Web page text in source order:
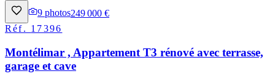
9 photos249 000 €
Réf. 17396
Montélimar , Appartement T3 rénové avec terrasse,
garage et cave